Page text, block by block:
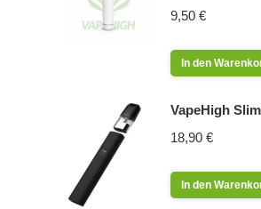
9,50 €
In den
VapeHigh
18,90 €
In den